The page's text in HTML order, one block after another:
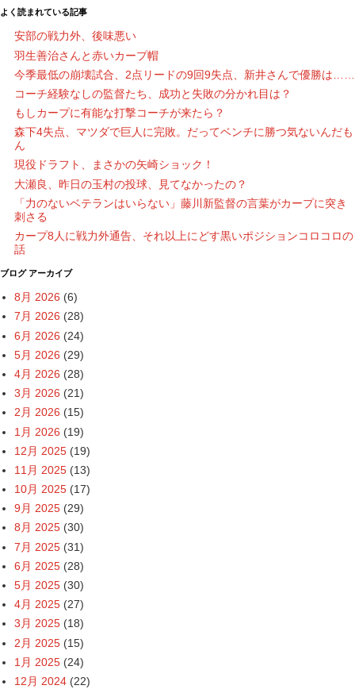
よく読まれている記事
安部の戦力外、後味悪い
羽生善治さんと赤いカープ帽
今季最低の崩壊試合、2点リードの9回9失点、新井さんで優勝は……
コーチ経験なしの監督たち、成功と失敗の分かれ目は？
もしカープに有能な打撃コーチが来たら？
森下4失点、マツダで巨人に完敗。だってベンチに勝つ気ないんだも
ん
現役ドラフト、まさかの矢崎ショック！
大瀬良、昨日の玉村の投球、見てなかったの？
「力のないベテランはいらない」藤川新監督の言葉がカープに突き
刺さる
カープ8人に戦力外通告、それ以上にどす黒いポジションコロコロの
話
ブログ アーカイブ
8月 2026 (6)
7月 2026 (28)
6月 2026 (24)
5月 2026 (29)
4月 2026 (28)
3月 2026 (21)
2月 2026 (15)
1月 2026 (19)
12月 2025 (19)
11月 2025 (13)
10月 2025 (17)
9月 2025 (29)
8月 2025 (30)
7月 2025 (31)
6月 2025 (28)
5月 2025 (30)
4月 2025 (27)
3月 2025 (18)
2月 2025 (15)
1月 2025 (24)
12月 2024 (22)